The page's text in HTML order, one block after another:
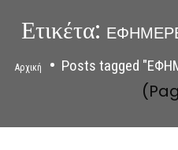
Ετικέτα:
Αρχική Posts tagged